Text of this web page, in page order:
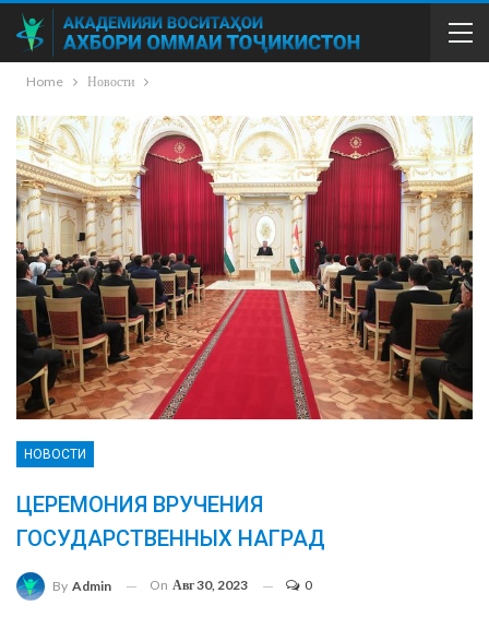
Home Новости
НОВОСТИ
ЦЕРЕМОНИЯ ВРУЧЕНИЯ
ГОСУДАРСТВЕННЫХ НАГРАД
By Admin On Авг 30, 2023 0